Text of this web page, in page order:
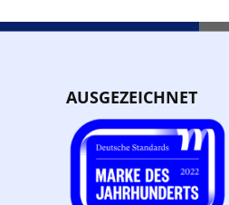
AUSGEZEICHNET